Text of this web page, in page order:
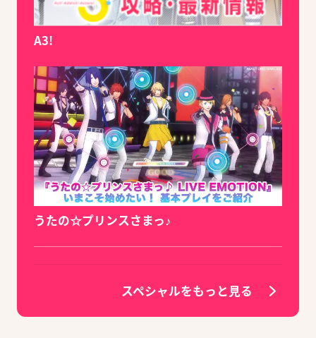
A3!
うたの☆プリンスさまっ♪
スペシャルをもっと見る